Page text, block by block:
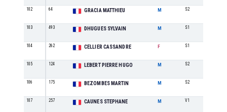
102 64 GRACIA MATTHIEU M S2
103 493 DHUGUES SYLVAIN M S1
104 262 CELLIER CASSANDRE F S1
105 124 LEBERT PIERRE HUGO M S2
106 175 BEZOMBES MARTIN M S2
107 257 CAUNES STEPHANE M V1